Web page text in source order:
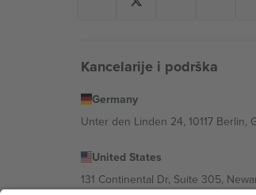
Kancelarije i podrška
Germany
Unter den Linden 24, 10117 Berlin,
United States
131 Continental Dr, Suite 305,